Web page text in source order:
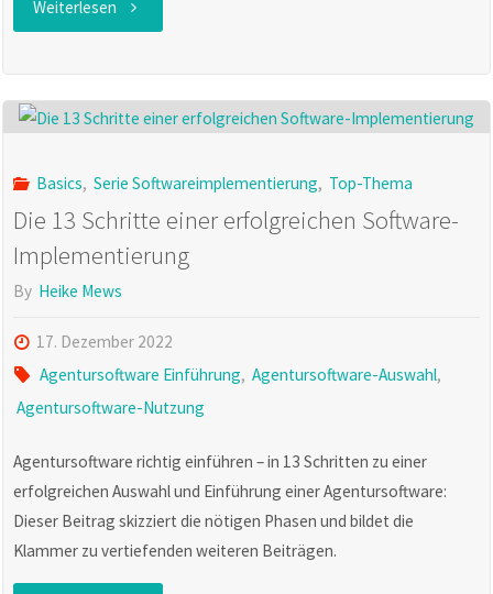
in
Agentur"
Weiterlesen "easyJOB:
Software
nicht"
Basics, Serie Softwareimplementierung, Top-Thema
Die 13 Schritte einer erfolgreichen Software-
Implementierung
By Heike Mews
17. Dezember 2022
Agentursoftware Einführung, Agentursoftware-Auswahl,
Agentursoftware-Nutzung
Agentursoftware richtig einführen – in 13 Schritten zu einer
erfolgreichen Auswahl und Einführung einer Agentursoftware:
Dieser Beitrag skizziert die nötigen Phasen und bildet die
Klammer zu vertiefenden weiteren Beiträgen.